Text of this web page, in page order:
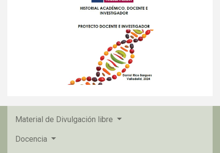
Material de Divulgación libre
Docencia